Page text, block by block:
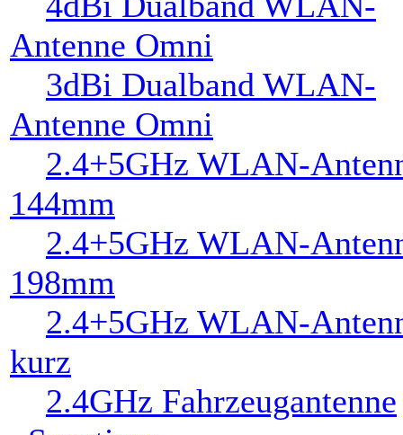
Antenne Omni
3dBi Dualband WLAN-
Antenne Omni
2.4+5GHz WLAN-
Antenne 144mm
2.4+5GHz WLAN-
Antenne 198mm
2.4+5GHz WLAN-
Antenne kurz
2.4GHz Fahrzeugantenne
Sonstiges